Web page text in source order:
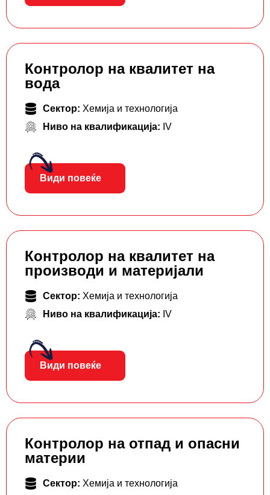
Контролор на квалитет на
вода
Сектор: Хемија и технологија
Ниво на квалификација: IV
Види повеќе
Контролор на квалитет на
производи и материјали
Сектор: Хемија и технологија
Ниво на квалификација: IV
Види повеќе
Контролор на отпад и опасни
материи
Сектор: Хемија и технологија